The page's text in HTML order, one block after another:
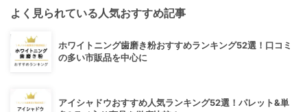
よく見られている人気おすすめ記事
ホワイトニング歯磨き粉おすすめランキング52選！口コミ
の多い市販品を中心に
アイシャドウおすすめ人気ランキング52選！パレット&単